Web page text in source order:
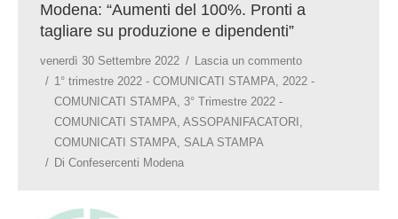
Modena: “Aumenti del 100%. Pronti a
tagliare su produzione e dipendenti”
venerdì 30 Settembre 2022
Lascia un commento
1° trimestre 2022 - COMUNICATI STAMPA, 2022 -
COMUNICATI STAMPA, 3° Trimestre 2022 -
COMUNICATI STAMPA, ASSOPANIFACATORI ,
COMUNICATI STAMPA, SALA STAMPA
Di Confesercenti Modena